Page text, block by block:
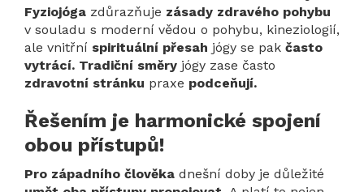
Fyziojóga zdůrazňuje zásady zdravého pohybu
v souladu s moderní vědou o pohybu, kineziologií,
ale vnitřní spirituální přesah jógy se pak často
vytrácí. Tradiční směry jógy zase často
zdravotní stránku praxe podceňují.
Řešením je harmonické spojení
obou přístupů!
Pro západního člověka dnešní doby je důležité